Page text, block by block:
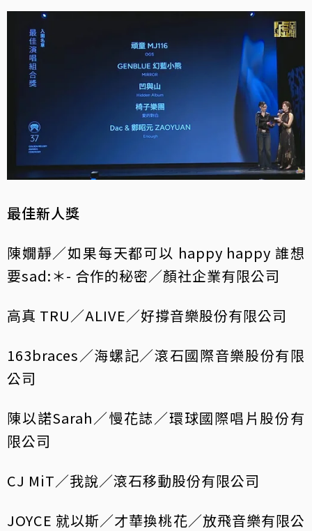
最佳新人獎
陳嫺靜／如果每天都可以 happy happy 誰想
要sad:＊- 合作的秘密／顏社企業有限公司
高真 TRU／ALIVE／好撐音樂股份有限公司
163braces／海螺記／滾石國際音樂股份有限
公司
陳以諾Sarah／慢花誌／環球國際唱片股份有
限公司
CJ MiT／我說／滾石移動股份有限公司
JOYCE 就以斯／才華換桃花／放飛音樂有限公